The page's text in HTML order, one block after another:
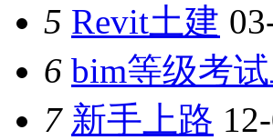
5 Revit土建
6 bim等级考
7 新手上路